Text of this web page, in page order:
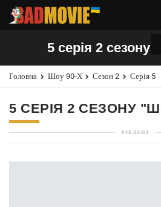
5 серія 2 сезону
Головна Шоу 90-Х Сезон 2 Серія 5
5 СЕРІЯ 2 СЕЗОНУ
РЕКЛАМА